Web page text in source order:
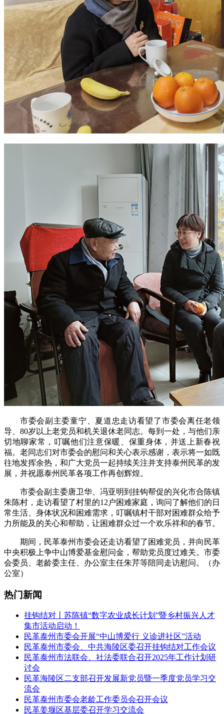
市委会副主委童宁、夏道忠走访看望了市委会离任老领
导、80岁以上老党员和机关退休老同志。每到一处，与他们亲
切地聊家常，叮嘱他们注意保暖、保重身体，并送上新春祝
福。老同志们对市委会的慰问和关心表示感谢，表示将一如既
往地发挥余热，和广大党员一起持续关注并支持泰州民革的发
展，并祝愿泰州民革各项工作再创辉煌。
市委会副主委唐卫华、冯亚明到挂钩帮促的兴化市合陈镇
朱陈村，走访看望了村里的12户困难家庭，询问了解他们的日
常生活、身体状况和困难需求，叮嘱镇村干部对困难群众给予
力所能及的关心和帮助，让困难群众过一个欢乐祥和的春节。
期间，民革泰州市委会还走访看望了困难党员，并向民革
中央积极上争中山博爱基金慰问金，帮助党员度过难关。市委
会委员、老龄委主任、办公室主任朱芹等陪同走访慰问。（办
公室）
热门新闻
挂钩结对丨苏陈镇“数字农业成长计划”暨乡村振兴人才
集市活动启动！
民革泰州市委会开展“中山博爱行 义诊进社区”活动
民革泰州市委会、中共海陵区委召开挂钩结对工作会议
民革泰州市法联会、社法委联合召开2025年工作计划研
讨会
民革海陵区二支部召开发展新党员暨一季度党员学习交
流会
民革泰州市委会老龄工作委员会召开会议
民革姜堰区基层委召开学习交流会